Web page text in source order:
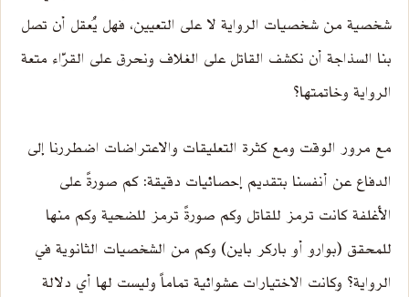
شخصية من شخصيات الرواية لا على التعيين، فهل يُعقل أن تصل
بنا السذاجة أن نكشف القاتل على الغلاف ونحرق على القرّاء متعة
الرواية وخاتمتها؟
مع مرور الوقت ومع كثرة التعليقات والاعتراضات اضطررنا إلى
الدفاع عن أنفسنا بتقديم إحصائيات دقيقة: كم صورةً على
الأغلفة كانت ترمز للقاتل وكم صورةً ترمز للضحية وكم منها
للمحقق (بوارو أو باركر باين) وكم من الشخصيات الثانوية في
الرواية؟ وكانت الاختيارات عشوائية تماماً وليست لها أي دلالة